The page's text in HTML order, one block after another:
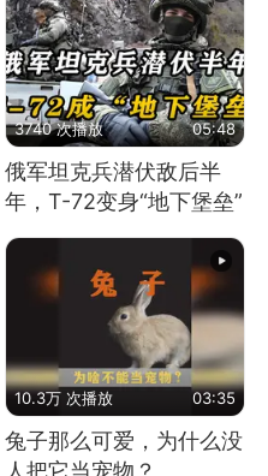
3740 次播放 05:48
俄军坦克兵潜伏敌后半
年，T-72变身“地下堡垒”
10.3万 次播放 03:35
兔子那么可爱，为什么没
人把它当宠物？